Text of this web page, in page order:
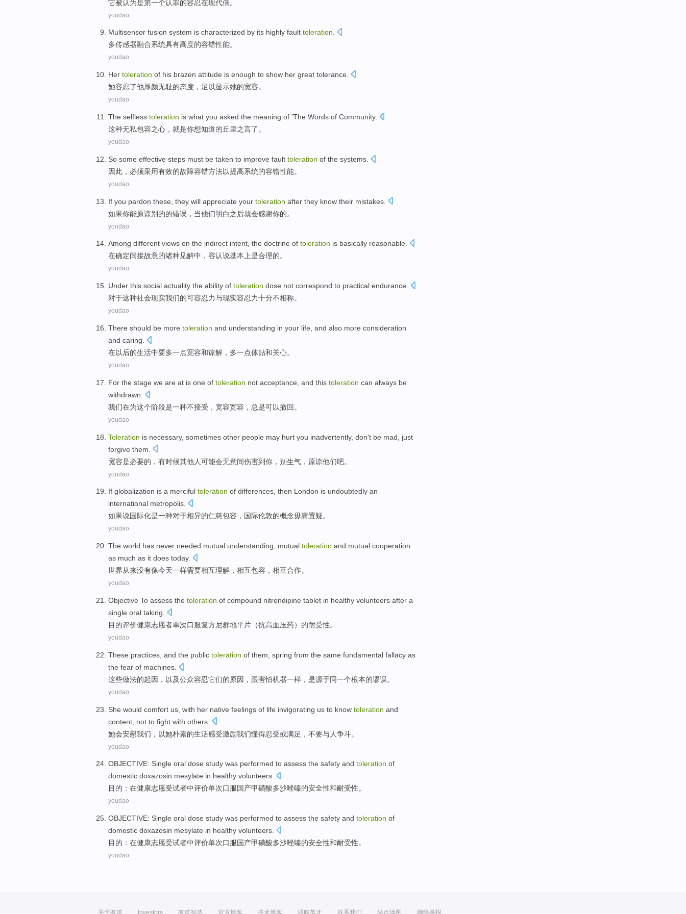
它被认为是第一个认罪的容忍在现代倍。
youdao
Multisensor fusion system is characterized by its highly fault toleration.
多传感器融合系统具有高度的容错性能。
youdao
Her toleration of his brazen attitude is enough to show her great tolerance
她容忍了他厚颜无耻的态度 ， 足以显示她的宽容。
youdao
The selfless toleration is what you asked the meaning of 'The Words of Community.
这种无私包容之心， 就是你想知道的丘里之言了。
youdao
So some effective steps must be taken to improve fault toleration of the systems
因此 ， 必须采用有效的故障容错方法以提高系统的容错性能。
youdao
If you pardon these, they will appreciate your toleration after they know their mistakes
如果你能原谅别的的错误 ， 当他们明白之后就会感谢你的。
youdao
Among different views on the indirect intent, the doctrine of toleration is basically reasonable.
在确定间接故意的诸种见解中 ， 容认说基本上是合理的。
youdao
Under this social actuality the ability of toleration dose not correspond to practical endurance.
对于这种社会现实我们的可容忍力与现实容忍力十分不相称。
youdao
There should be more toleration and understanding in your life , and also more consideration
and caring
在以后的生活中要多一点宽容和谅解 ，多一点体贴和关心。
youdao
For the stage we are at is one of toleration not acceptance , and this toleration can always be
withdrawn
我们在为这个阶段是一种不接受 ， 宽容宽容 ， 总是可以撤回。
youdao
Toleration is necessary, sometimes other people may hurt you inadvertently, don't be mad
just
forgive them
宽容是必要的 ， 有时候其他人可能会无意间伤害到你 ， 别生气 ， 原谅他们吧。
youdao
If globalization is a merciful toleration of differences, then London is undoubtedly an
international metropolis.
如果说国际化是一种对于相异的仁慈包容 ， 国际伦敦的概念毋庸置疑。
youdao
The world has never needed mutual understanding , mutual toleration and mutual cooperation
as much as it does today.
世界从来没有像今天一样需要相互理解 ，相互包容 ，相互合作。
youdao
Objective To assess the toleration of compound nitrendipine tablet in healthy volunteers after a
single oral taking
目的评价健康志愿者单次口服复方尼群地平片（抗高血压药）的耐受性。
youdao
These practices and the public toleration of them , spring from the same fundamental fallacy as
the fear of machines
这些做法的起因， 以及公众容忍它们的原因，跟害怕机器一样 ，是源于同一个根本的谬误。
youdao
She would comfort us with her native feelings of life invigorating us to know toleration and
content not to fight with others
她会安慰我们 ， 以她朴素的生活感受激励我们懂得忍受或满足 ， 不要与人争斗。
youdao
OBJECTIVE: Single oral dose study was performed to assess the safety and toleration of
domestic doxazosin mesylate in healthy volunteers.
目的 ： 在健康志愿受试者中评价单次口服国产甲磺酸多沙唑嗪的安全性和耐受性。
youdao
OBJECTIVE: Single oral dose study was performed to assess the safety and toleration of
domestic doxazosin mesylate in healthy volunteers
目的 ： 在健康志愿受试者中评价单次口服国产甲磺酸多沙唑嗪的安全性和耐受性。
youdao